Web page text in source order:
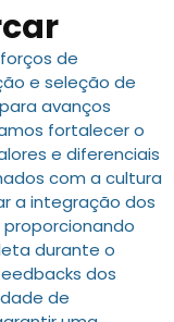
de
e seleção de
avanços
fortalecer o
e diferenciais
com a cultura
a integração dos
durante o
dos
de